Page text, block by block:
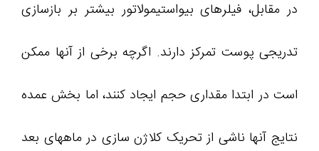
در مقابل، فیلرهای بیواستیمولاتور بیشتر بر بازسازی
تدریجی پوست تمرکز دارند. اگرچه برخی از آنها ممکن
است در ابتدا مقداری حجم ایجاد کنند، اما بخش عمده
نتایج آنها ناشی از تحریک کلاژن سازی در ماههای بعد